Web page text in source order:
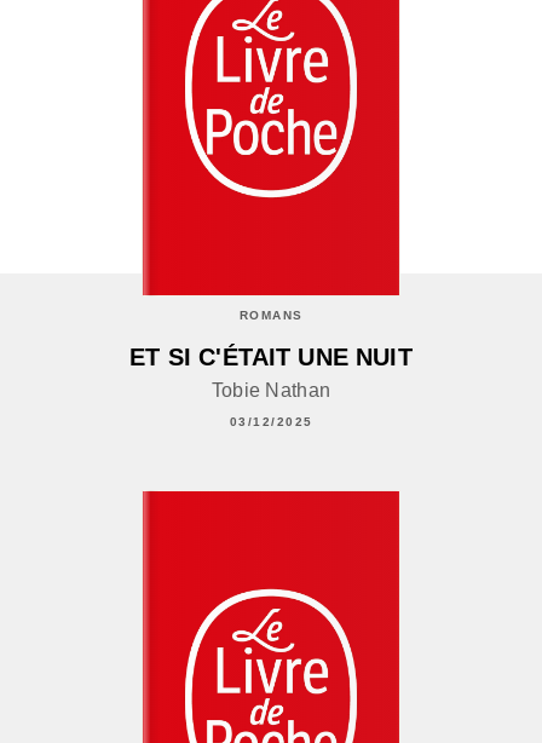
ROMANS
ET SI C'ÉTAIT UNE NUIT
Tobie Nathan
03/12/2025